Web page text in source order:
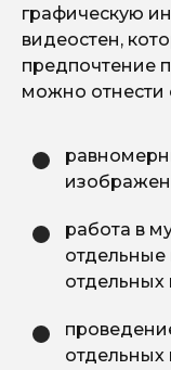
графическую
видеостен,
предпочтение
можно
работа в
отдельных
отдельных